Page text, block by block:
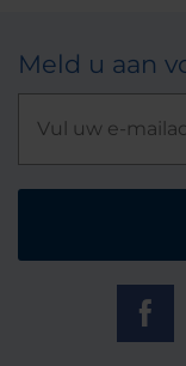
Meld u aan